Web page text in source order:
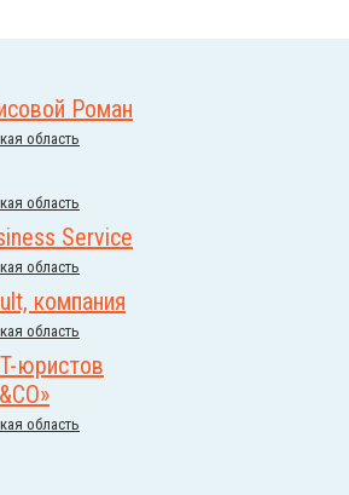
Роман
область
область
Service
область
компания
область
юристов
область